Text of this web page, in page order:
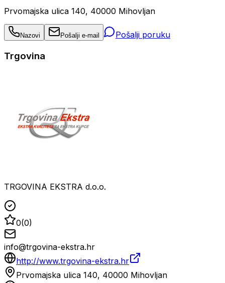
Prvomajska ulica 140, 40000 Mihovljan
Nazovi Pošalji e-mail Pošalji poruku
Trgovina
TRGOVINA EKSTRA d.o.o.
0(0)
info@trgovina-ekstra.hr
http://www.trgovina-ekstra.hr
Prvomajska ulica 140, 40000 Mihovljan